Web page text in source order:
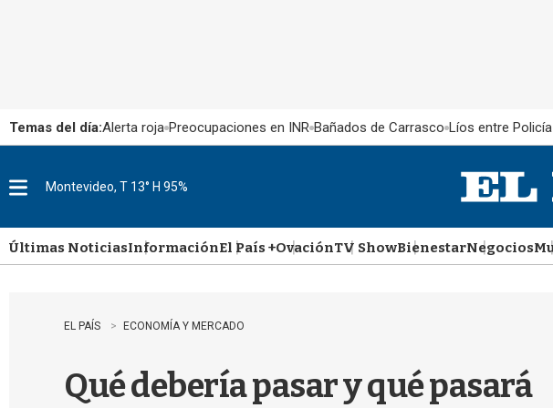
Temas del día:Alerta roja Preocupaciones en INR Bañados de Carrasco Líos entre
u
Montevideo, T 13° H 95%
Últimas NoticiasInformaciónEl País +OvaciónTV ShowBienestarNegocios
EL PAÍS ECONOMÍA Y MERCADO
Qué debería pasar y qué pasará